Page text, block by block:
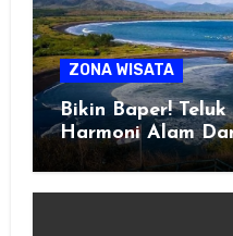
ZONA WISATA
Bikin Baper! Teluk
Harmoni Alam
Selatan Jawa